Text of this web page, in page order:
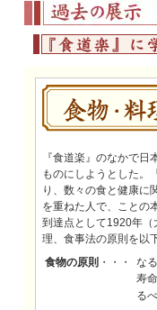
『食道楽』のなかで
ものにしようとした。
り、数々の食と健康に
を重ねた人で、ことの
到達点として1920年（
理、食事法の原則を以
食物の原則 ・・・
な
寿
る